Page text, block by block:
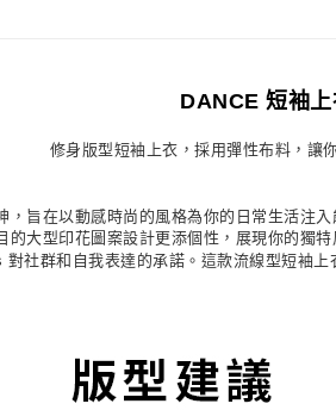
DANCE 短袖上
修身版型短袖上衣，採用彈性布料，讓
旨在以動感時尚的風格為你的日常生活注
大型印花圖案設計更添個性，展現你的獨特
社群和自我表達的承諾。這款流線型短袖上